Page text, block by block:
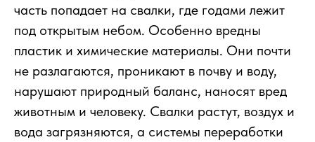
часть попадает на свалки, где годами лежит
под открытым небом. Особенно вредны
пластик и химические материалы. Они почти
не разлагаются, проникают в почву и воду,
нарушают природный баланс, наносят вред
животным и человеку. Свалки растут, воздух и
вода загрязняются, а системы переработки